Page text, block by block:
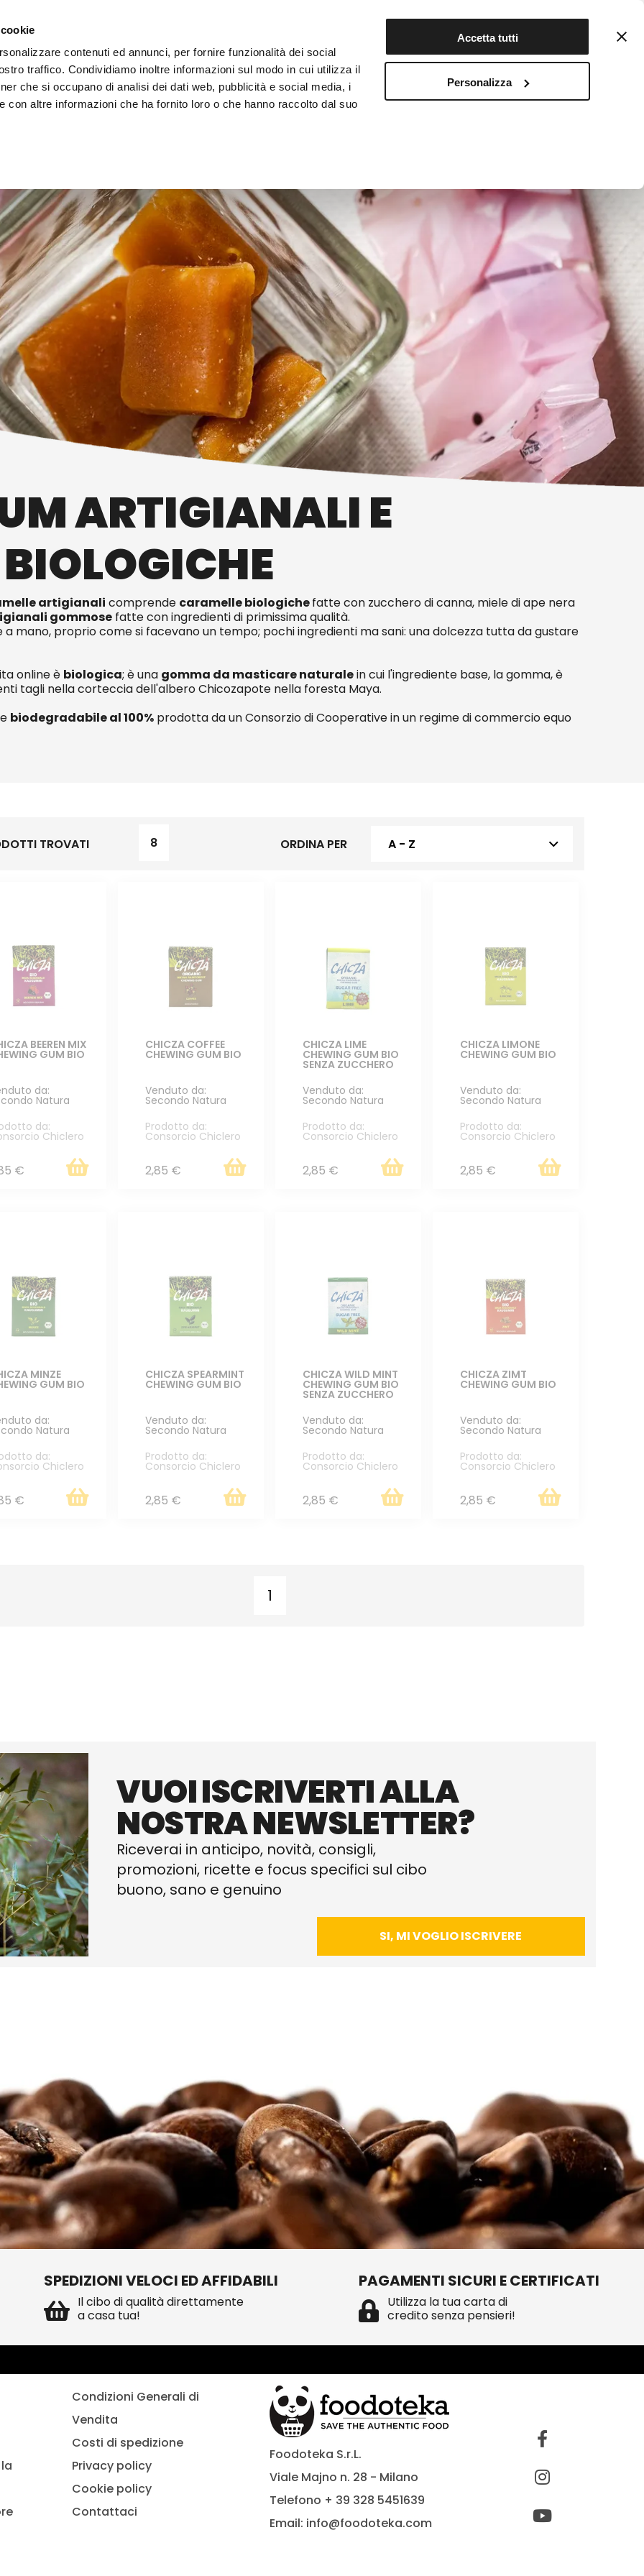
contenuti ed annunci, per fornire funzionalità dei social
traffico. Condividiamo inoltre informazioni sul modo in cui utilizza il
che si occupano di analisi dei dati web, pubblicità e social media, i
con altre informazioni che ha fornito loro o che hanno raccolto dal suo
Accetta tutti
Personalizza
Registrati
LE BOTTEGHE INFOTEKA CIBO AUTENTICO
ARTIGIANALI E
artigianali comprende caramelle biologichefatte con zucchero di canna, miele di ape nera
gommose fatte con ingredienti di primissima qualità.
mano, proprio come si facevano un tempo; pochi ingredienti ma sani: una dolcezza tutta da gustare
online è biologica; è una gomma da masticare naturalein cui l'ingrediente base, la gomma, è
tagli nella corteccia dell'albero Chicozapote nella foresta Maya.
e biodegradabile al 100% prodotta da un Consorzio di Cooperative in un regime di commercio equo
TROVATI 8 ORDINA PER A - Z
BEEREN MIX
GUM BIO
da:
Natura
da:
Chiclero
€
CHICZA COFFEE
CHEWING GUM BIO
Venduto da:
Secondo Natura
Prodotto da:
Consorcio Chiclero
2,85 €
CHICZA LIME
CHEWING GUM BIO
SENZA ZUCCHERO
Venduto da:
Secondo Natura
Prodotto da:
Consorcio Chiclero
2,85 €
CHICZA LIMONE
CHEWING GUM BIO
Venduto da:
Secondo Natura
Prodotto da:
Consorcio Chiclero
2,85 €
MINZE
GUM BIO
da:
Natura
da:
Chiclero
€
CHICZA SPEARMINT
CHEWING GUM BIO
Venduto da:
Secondo Natura
Prodotto da:
Consorcio Chiclero
2,85 €
CHICZA WILD MINT
CHEWING GUM BIO
SENZA ZUCCHERO
Venduto da:
Secondo Natura
Prodotto da:
Consorcio Chiclero
2,85 €
CHICZA ZIMT
CHEWING GUM BIO
Venduto da:
Secondo Natura
Prodotto da:
Consorcio Chiclero
2,85 €
1
VUOI ISCRIVERTI ALLA
NOSTRA NEWSLETTER?
Riceverai in anticipo, novità, consigli,
promozioni, ricette e focus specifici sul cibo
buono, sano e genuino
SI, MI VOGLIO ISCRIVERE
SPEDIZIONI VELOCI ED AFFIDABILI
Il cibo di qualità direttamente
a casa tua!
PAGAMENTI SICURI E CERTIFICATI
Utilizza la tua carta di
credito senza pensieri!
Condizioni Generali di
Vendita
Costi di spedizione
Privacy policy
Cookie policy
Contattaci
Foodoteka S.r.L.
Viale Majno n. 28 - Milano
Telefono + 39 328 5451639
Email: info@foodoteka.com